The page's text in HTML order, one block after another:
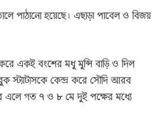
পাঠানো হয়েছে। এছাড়া পাবেল ও বিজয়
একই বংশের মধু মুন্সি বাড়ি ও দিল
স্ট্যাটাসকে কেন্দ্র করে সৌদি আরব
এলে গত ৭ ও ৮ মে দুই পক্ষের মধ্যে